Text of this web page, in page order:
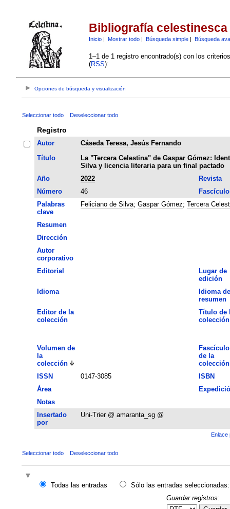
Bibliografía celestinesca
Inicio| Mostrar todo| Búsqueda simple| Búsqueda
1–1 de 1 registro encontrado(s) con los
(RSS):
Opciones de búsqueda y visualización
Seleccionar todo Deseleccionar todo
Registro
Autor
Cáseda Teresa, Jesús Fernando
Título
La "Tercera Celestina" de Gaspar Gómez:
Silva y licencia literaria para un final pactado
Año
2022
Revista
Número
46
Fascículo
Palabras
clave
Feliciano de Silva; Gaspar Gómez; Tercera
Resumen
Dirección
Autor
corporativo
Editorial
Lugar de
edición
Idioma
Idioma
resumen
Editor de la
colección
Título de
colección
Volumen de
la
colección
Fascículo
de la
colección
ISSN
0147-3085
ISBN
Área
Notas
Insertado
por
Uni-Trier @ amaranta_sg @
Enlace
Seleccionar todo Deseleccionar todo
Todas las entradas
Sólo las entradas seleccionadas:
Guardar registros: